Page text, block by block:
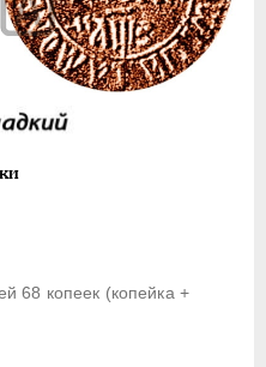
68 копеек (копейка +
1740